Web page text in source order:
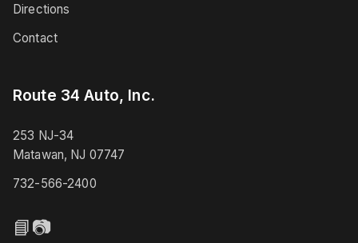
Directions
Contact
Route 34 Auto, Inc.
253 NJ-34
Matawan, NJ 07747
732-566-2400
📘📷